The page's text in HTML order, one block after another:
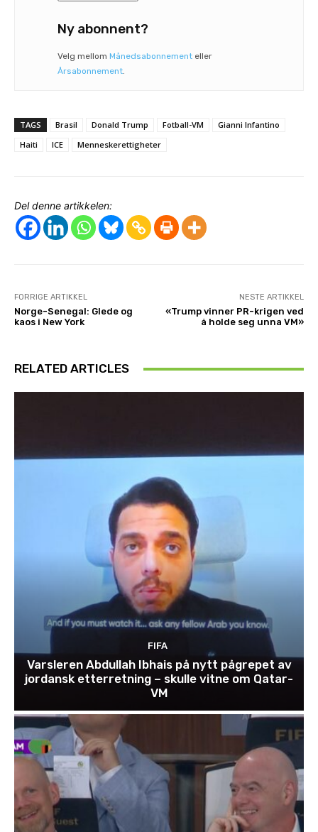
Ny abonnent?
Velg mellom Månedsabonnement eller
Årsabonnement.
TAGS Brasil Donald Trump Fotball-VM
Gianni Infantino
Haiti
ICE Menneskerettigheter
Del denne artikkelen:
FORRIGE ARTIKKEL
Norge-Senegal: Glede og
kaos i New York
NESTE ARTIKKEL
«Trump vinner PR-krigen ved
å holde seg unna VM»
RELATED ARTICLES
FIFA
Varsleren Abdullah Ibhais på nytt pågrepet av
jordansk etterretning – skulle vitne om Qatar-
VM